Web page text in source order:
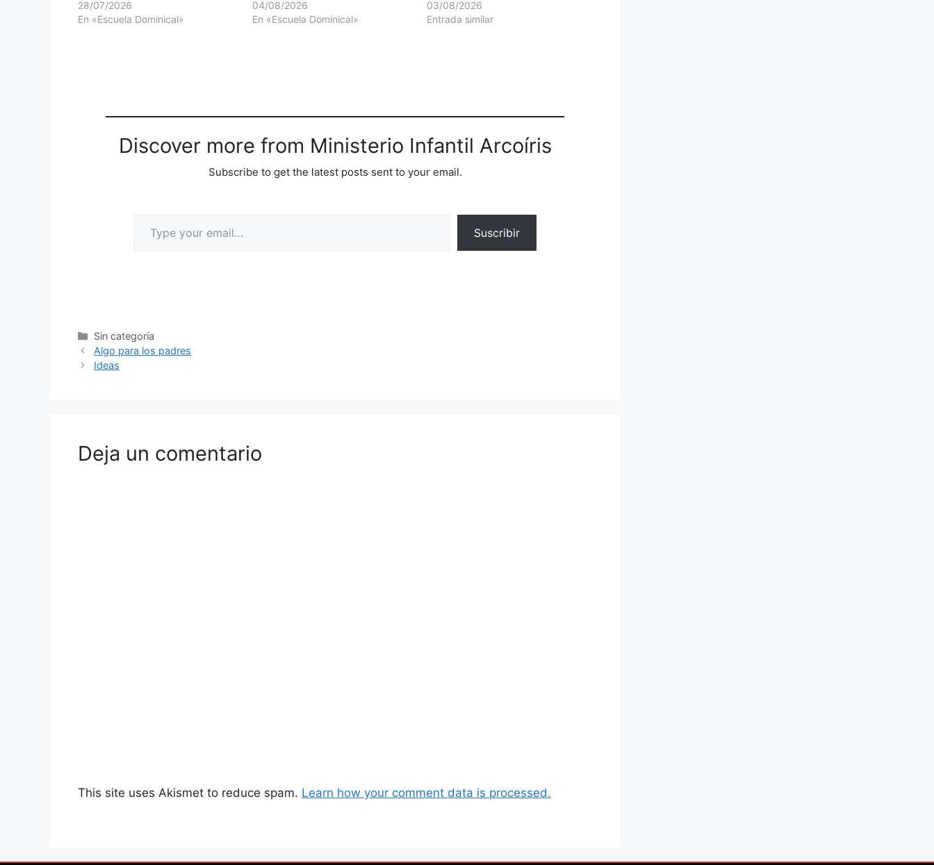
28/07/2026
En «Escuela Dominical»
04/08/2026
En «Escuela Dominical»
03/08/2026
Entrada similar
Discover more from Ministerio Infantil Arcoíris
Subscribe to get the latest posts sent to your email.
Suscribir
Sin categoría
Algo para los padres
Ideas
Deja un comentario
This site uses Akismet to reduce spam. Learn how your comment data is processed.